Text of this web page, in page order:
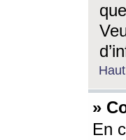
Haut
»
En